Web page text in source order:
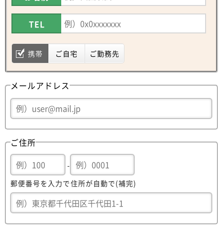
TEL
携帯 ご自宅 ご勤務先
メールアドレス
ご住所
-
郵便番号を入力で住所が自動で(補完)